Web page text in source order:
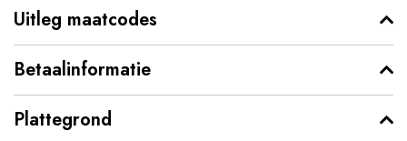
Uitleg maatcodes
Betaalinformatie
Plattegrond